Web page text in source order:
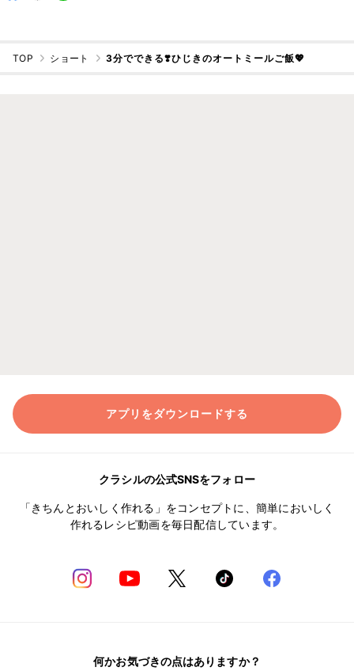
TOP ショート 3分でできる❣️ひじきのオートミールご飯💖
アプリをダウンロードする
クラシルの公式SNSをフォロー
「きちんとおいしく作れる」をコンセプトに、簡単においしく
作れるレシピ動画を毎日配信しています。
何かお気づきの点はありますか？